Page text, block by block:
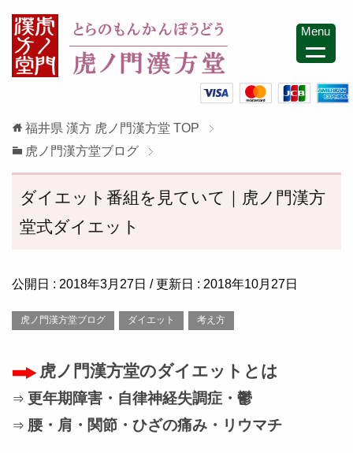
福井県 漢方 虎ノ門漢方堂 TOP
虎ノ門漢方堂ブログ
ダイエット番組を見ていて｜虎ノ門漢方
堂式ダイエット
公開日 : 2018年3月27日 / 更新日 : 2018年10月27日
虎ノ門漢方堂ブログ ダイエット 考え方
虎ノ門漢方堂のダイエットとは
⇒ 更年期障害・自律神経失調症・鬱
⇒ 腰・肩・関節・ひざの痛み・リウマチ
Menu